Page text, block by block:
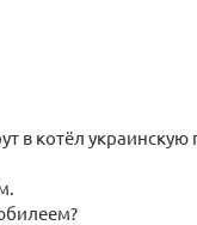
в котёл украинскую